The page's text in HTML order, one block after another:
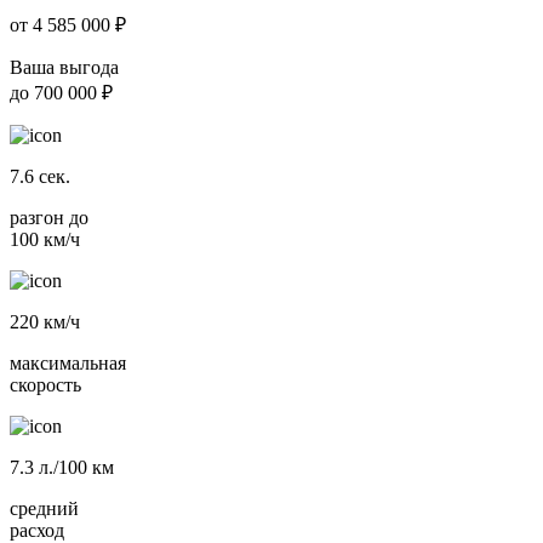
от 4 585 000 ₽
Ваша выгода
до 700 000 ₽
7.6 сек.
разгон до
100 км/ч
220 км/ч
максимальная
скорость
7.3 л./100 км
средний
расход